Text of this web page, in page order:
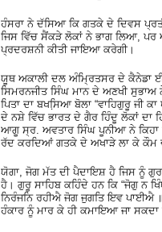
ਹੰਸਰਾ ਨੇ ਦੱਸਿਆ ਕਿ ਗਤਕੇ ਦੇ ਦਿਵਸ
ਜਿਸ ਵਿੱਚ ਸੈਂਕੜੇ ਲੋਕਾਂ ਨੇ ਭਾਗ ਲਿਆ, ਪਰ
ਪ੍ਰਦਰਸ਼ਨੀ ਕੀਤੀ ਜਾਇਆ ਕਰੇਗੀ।
ਯੂਥ ਅਕਾਲੀ ਦਲ ਅੰਮ੍ਰਿਤਸਰ ਦੇ ਕੈਨੇਡਾ
ਸਿਮਰਨਜੀਤ ਸਿੰਘ ਮਾਨ ਦੇ ਅਣਖੀ ਸੁਭਾਅ
ਪਿਤਾ ਦਾ ਬਖਸਿ਼ਆ ਬੋਲਾ “ਵਾਹਿਗੁਰੂ ਜੀ
ਦੇ ਨਸ਼ੇ ਵਿੱਚ ਭਾਰਤ ਦੇ ਗੈਰ ਹਿੰਦੂ ਲੋਕਾਂ ਦਾ
ਆਗੂ ਸ੍ਰ. ਅਵਤਾਰ ਸਿੰਘ ਪੂਨੀਆ ਨੇ ਕਿਹਾ
ਰੱਦ ਕਰਦਿਆਂ ਗਤਕੇ ਦੇ ਅਖਾੜੇ ਲਾ ਕੇ ਕੌਮ
ਯੋਗਾ, ਜੋਗ ਮੱਤ ਦੀ ਪੈਦਾਇਸ਼ ਹੈ ਜਿਸ ਨੂੰ
ਹੈ। ਗੁਰੂ ਸਾਹਿਬ ਕਹਿੰਦੇ ਹਨ ਕਿ “ਜੋਗੁ ਨ
ਨਿਰੰਜਨਿ ਰਹੀਐ ਜੋਗ ਜੁਗਤਿ ਇਵ ਪਾਈਐ
ਹੰਕਾਰ ਨੂੰ ਮਾਰ ਕੇ ਹੀ ਕਮਾਇਆ ਜਾ ਸਕਦਾ